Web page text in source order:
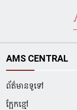
AMS CENTRAL
ព័ត៌មានទូទៅ
ក្អែកខ្មៅ